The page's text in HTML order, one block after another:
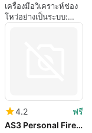
เครื่องมือวิเคราะห์ช่อง
โหว่อย่างเป็นระบบ:
เครื่องมือวิเคราะห์ช่อง
4.2
ฟรี
AS3 Personal Firewall